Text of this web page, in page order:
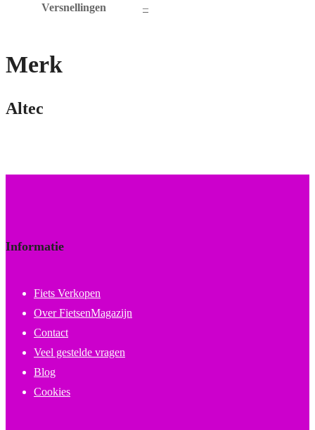
Versnellingen –
Merk
Altec
Informatie
Fiets Verkopen
Over FietsenMagazijn
Contact
Veel gestelde vragen
Blog
Cookies